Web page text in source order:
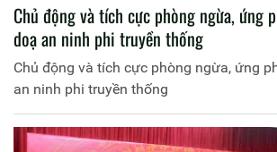
Chủ động và tích cực phòng ngừa, ứng
doạ an ninh phi truyền thống
Chủ động và tích cực phòng ngừa, ứng
an ninh phi truyền thống